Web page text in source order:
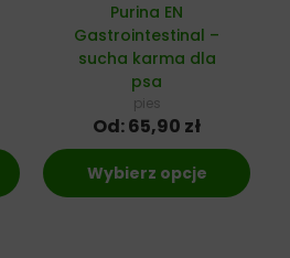
Purina EN
Gastrointestinal –
sucha karma dla
psa
pies
Od:65,90 zł
Wybierz opcje